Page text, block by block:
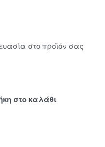
στο προϊόν σας
στο καλάθι